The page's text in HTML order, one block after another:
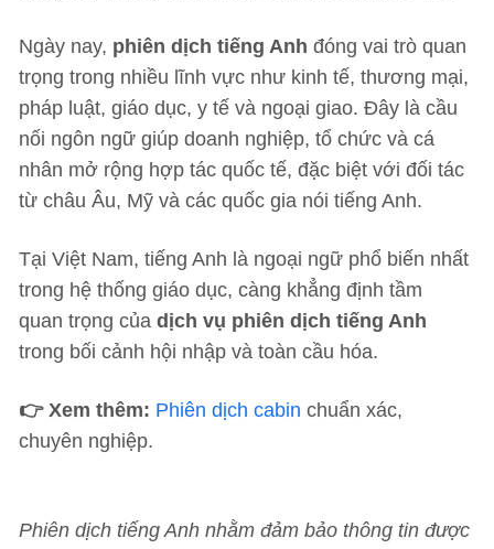
Ngày nay, phiên dịch tiếng Anh đóng vai trò quan
trọng trong nhiều lĩnh vực như kinh tế, thương mại,
pháp luật, giáo dục, y tế và ngoại giao. Đây là cầu
nối ngôn ngữ giúp doanh nghiệp, tổ chức và cá
nhân mở rộng hợp tác quốc tế, đặc biệt với đối tác
từ châu Âu, Mỹ và các quốc gia nói tiếng Anh.
Tại Việt Nam, tiếng Anh là ngoại ngữ phổ biến nhất
trong hệ thống giáo dục, càng khẳng định tầm
quan trọng của dịch vụ phiên dịch tiếng Anh
trong bối cảnh hội nhập và toàn cầu hóa.
👉 Xem thêm: Phiên dịch cabin chuẩn xác,
chuyên nghiệp.
Phiên dịch tiếng Anh nhằm đảm bảo thông tin được